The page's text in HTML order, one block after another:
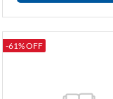
-61% OFF